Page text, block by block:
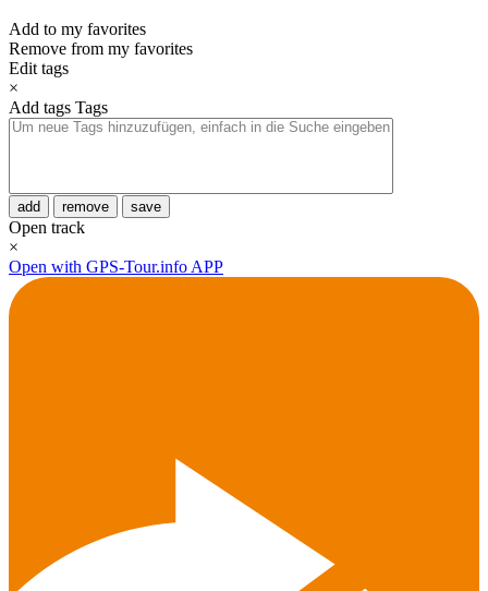
Add to my favorites
Remove from my favorites
Edit tags
×
Add tags Tags
add remove save
Open track
×
Open with GPS-Tour.info APP